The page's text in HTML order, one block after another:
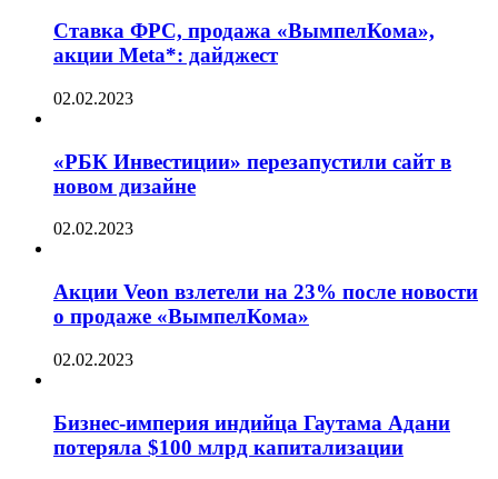
Ставка ФРС, продажа «ВымпелКома»,
акции Meta*: дайджест
02.02.2023
«РБК Инвестиции» перезапустили сайт в
новом дизайне
02.02.2023
Акции Veon взлетели на 23% после новости
о продаже «ВымпелКома»
02.02.2023
Бизнес-империя индийца Гаутама Адани
потеряла $100 млрд капитализации